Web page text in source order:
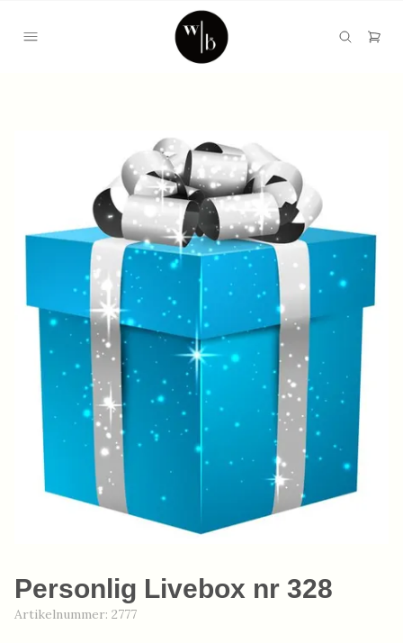
Personlig Livebox nr 328
Artikelnummer: 2777